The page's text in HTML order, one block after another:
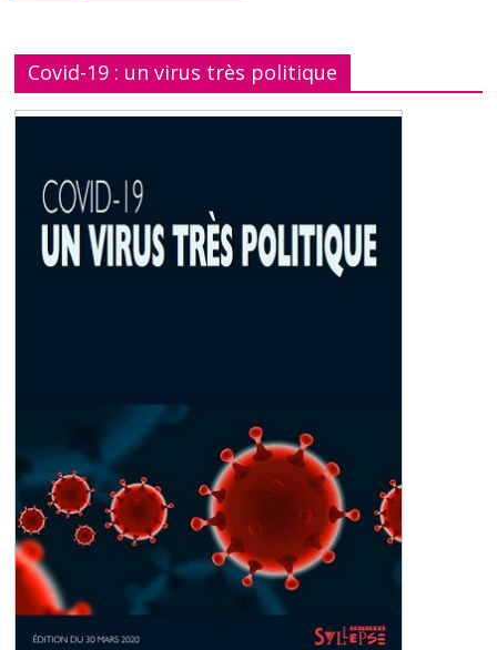
Covid-19 : un virus très politique